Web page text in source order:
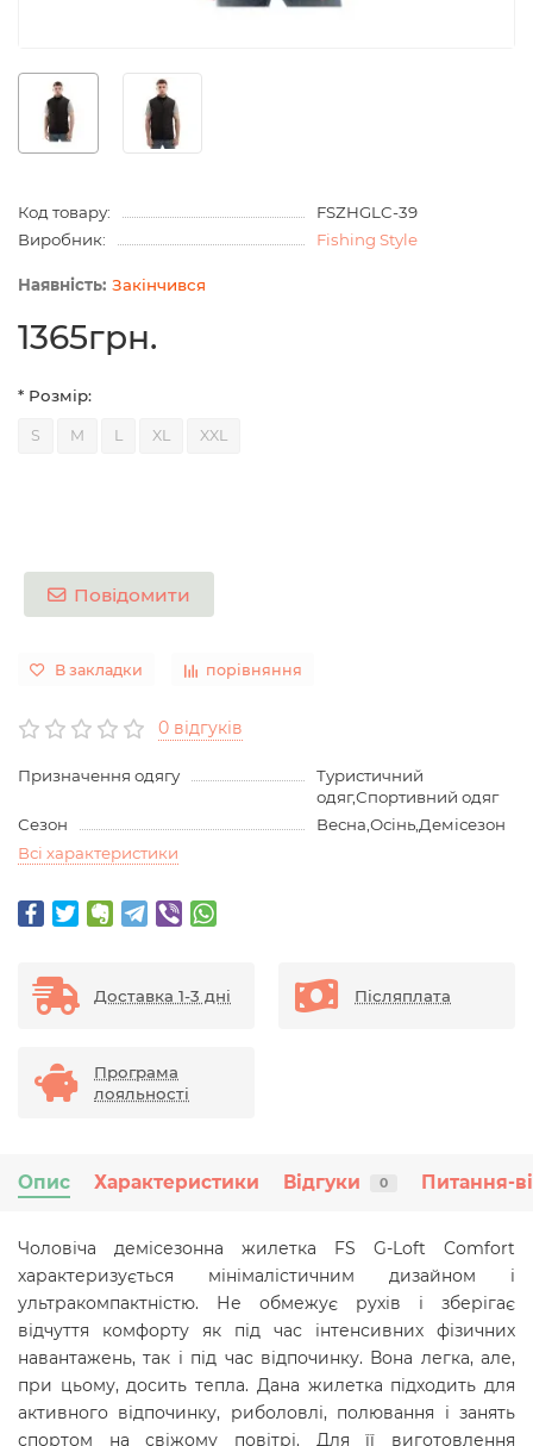
Код товару:
FSZHGLC-39
Виробник:
Fishing Style
Закінчився
1365грн.
* Розмір:
S M L XL XXL
Повідомити
В закладки порівняння
0 відгуків
Призначення одягу
Туристичний
одяг,Спортивний одяг
Сезон
Весна,Осінь,Демісезон
Всі характеристики
Доставка 1-3 дні Післяплата
Програма
лояльності
Опис Характеристики Відгуки 0 Питання-
Чоловіча демісезонна жилетка FS G-Loft Comfort
характеризується мінімалістичним дизайном і
ультракомпактністю. Не обмежує рухів і зберігає
відчуття комфорту як під час інтенсивних фізичних
навантажень, так і під час відпочинку. Вона легка, але,
при цьому, досить тепла. Дана жилетка підходить для
активного відпочинку, риболовлі, полювання і занять
спортом на свіжому повітрі. Для її виготовлення